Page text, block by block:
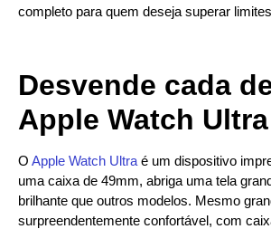
completo para quem deseja superar
Desvende cada
Apple Watch Ultra
O Apple Watch Ultra é um dispositivo
uma caixa de 49mm, abriga uma tela
brilhante que outros modelos. Mesmo
surpreendentemente confortável, com